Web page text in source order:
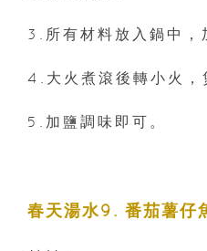
3.所有材料放入鍋中，
4.大火煮滾後轉小火，
5.加鹽調味即可。
春天湯水9. 番茄薯仔